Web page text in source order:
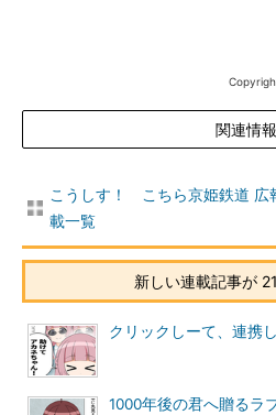
関連情報
こうしす！ こちら京姫鉄道 広
載一覧
新しい連載記事が
クリックしーて、連携
1000年後の君へ贈るラ